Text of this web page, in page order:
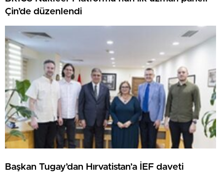
Çin’de düzenlendi
Başkan Tugay’dan Hırvatistan’a İEF daveti